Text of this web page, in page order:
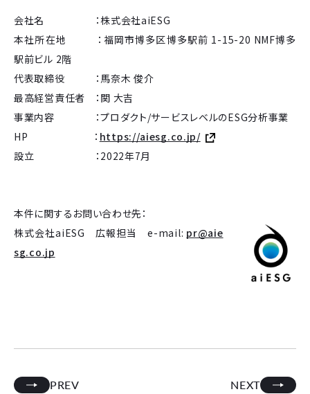
会社名 ：株式会社aiESG
本社所在地 ：福岡市博多区博多駅前 1-15-20 NMF博多
駅前ビル 2階
代表取締役 ：馬奈木 俊介
最高経営責任者 ：関 大吉
事業内容 ：プロダクト/サービスレベルのESG分析事業
HP ： https://aiesg.co.jp/
設立 ：2022年7月
本件に関するお問い合わせ先：
株式会社aiESG 広報担当 e-mail: pr@aie
sg.co.jp
PREV NEXT